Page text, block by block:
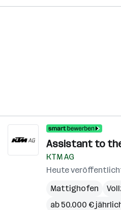
Assistant to
KTM AG
Heute
Mattighofen
ab 50.000 €